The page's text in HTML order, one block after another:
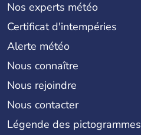
Nos experts météo
Certificat d'intempéries
Alerte météo
Nous connaître
Nous rejoindre
Nous contacter
Légende des pictogrammes